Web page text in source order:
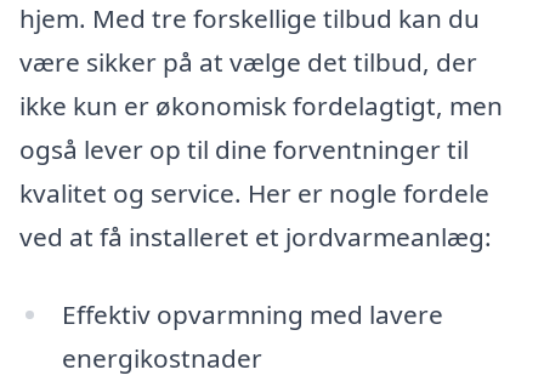
hjem. Med tre forskellige tilbud kan du
være sikker på at vælge det tilbud, der
ikke kun er økonomisk fordelagtigt, men
også lever op til dine forventninger til
kvalitet og service. Her er nogle fordele
ved at få installeret et jordvarmeanlæg:
Effektiv opvarmning med lavere
energikostnader